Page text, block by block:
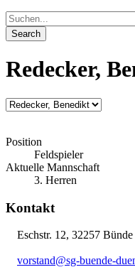
Redecker,
Position
Feldspieler
Aktuelle Mannschaft
3. Herren
Kontakt
Eschstr. 12, 32257 Bünde
vorstand@sg-buende-